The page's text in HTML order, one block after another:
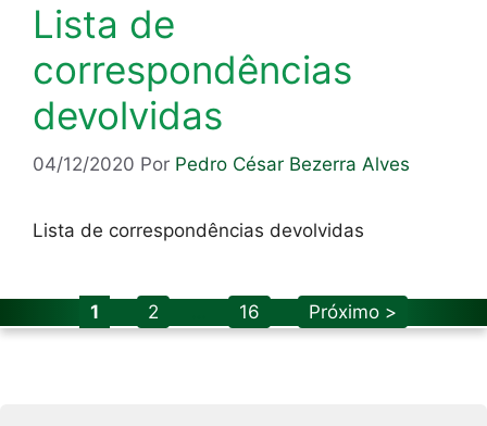
Lista de
correspondências
devolvidas
04/12/2020 Por Pedro César Bezerra Alves
Lista de correspondências devolvidas
Page
1 Page
2 Page
16 Próximo >